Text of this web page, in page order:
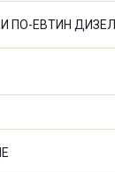
ПО-ЕВТИН